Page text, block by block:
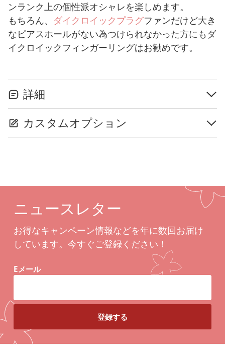
ンランク上の個性派オシャレを楽しめます。
もちろん、 ダイクロイックプラグファンだけど大き
なピアスホールがない為つけられなかった方にもダ
イクロイックフィンガーリングはお勧めです。
詳細
カスタムオプション
ニュースレター
お得なキャンペーン情報などを年に数回お届け
しています。今すぐご登録ください！
Eメール